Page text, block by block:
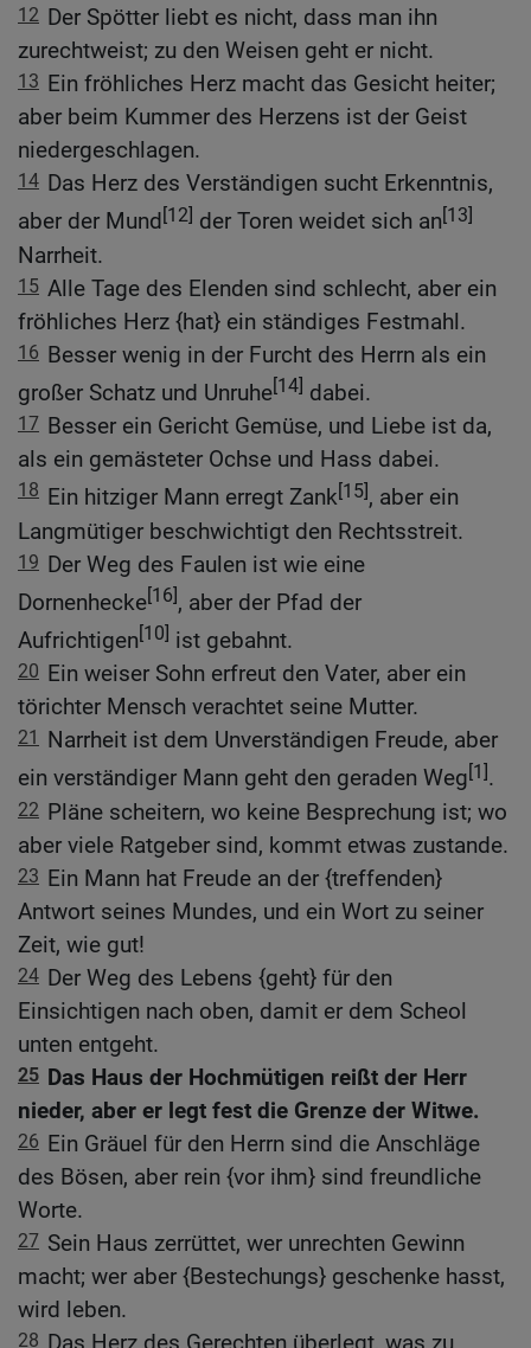
12 Der Spötter liebt es nicht, dass man ihn
zurechtweist; zu den Weisen geht er nicht.
13 Ein fröhliches Herz macht das Gesicht heiter;
aber beim Kummer des Herzens ist der Geist
niedergeschlagen.
14 Das Herz des Verständigen sucht Erkenntnis,
aber der Mund[12] der Toren weidet sich an[13]
Narrheit.
15 Alle Tage des Elenden sind schlecht, aber ein
fröhliches Herz {hat} ein ständiges Festmahl.
16 Besser wenig in der Furcht des Herrn als ein
großer Schatz und Unruhe[14] dabei.
17 Besser ein Gericht Gemüse, und Liebe ist da,
als ein gemästeter Ochse und Hass dabei.
18 Ein hitziger Mann erregt Zank[15], aber ein
Langmütiger beschwichtigt den Rechtsstreit.
19 Der Weg des Faulen ist wie eine
Dornenhecke[16], aber der Pfad der
Aufrichtigen[10] ist gebahnt.
20 Ein weiser Sohn erfreut den Vater, aber ein
törichter Mensch verachtet seine Mutter.
21
Narrheit ist dem Unverständigen Freude, aber
ein verständiger Mann geht den geraden Weg[1].
22 Pläne scheitern, wo keine Besprechung ist; wo
aber viele Ratgeber sind, kommt etwas zustande.
23 Ein Mann hat Freude an der {treffenden}
Antwort seines Mundes, und ein Wort zu seiner
Zeit, wie gut!
24 Der Weg des Lebens {geht} für den
Einsichtigen nach oben, damit er dem Scheol
unten entgeht.
25 Das Haus der Hochmütigen reißt der Herr
nieder, aber er legt fest die Grenze der Witwe.
26 Ein Gräuel für den Herrn sind die Anschläge
des Bösen, aber rein {vor ihm} sind freundliche
Worte.
27 Sein Haus zerrüttet, wer unrechten Gewinn
macht; wer aber {Bestechungs} geschenke hasst,
wird leben.
28 Das Herz des Gerechten überlegt, was zu